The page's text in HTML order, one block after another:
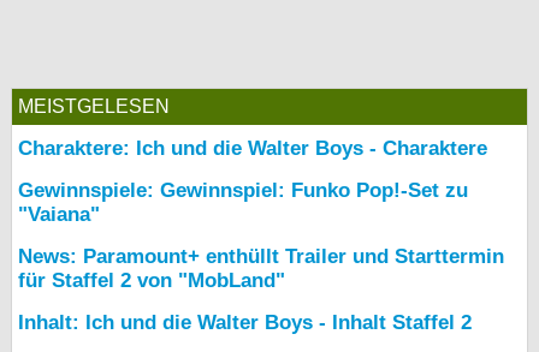
MEISTGELESEN
Charaktere: Ich und die Walter Boys - Charaktere
Gewinnspiele: Gewinnspiel: Funko Pop!-Set zu
"Vaiana"
News: Paramount+ enthüllt Trailer und Starttermin
für Staffel 2 von "MobLand"
Inhalt: Ich und die Walter Boys - Inhalt Staffel 2